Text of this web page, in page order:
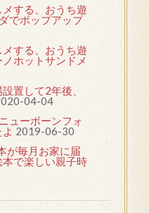
する、おうち遊
でポップアップ
する、おうち遊
ホットサンドメ
置して2年後、
04-04
ューボーンフォ
2019-06-30
が毎月お家に届
本で楽しい親子時